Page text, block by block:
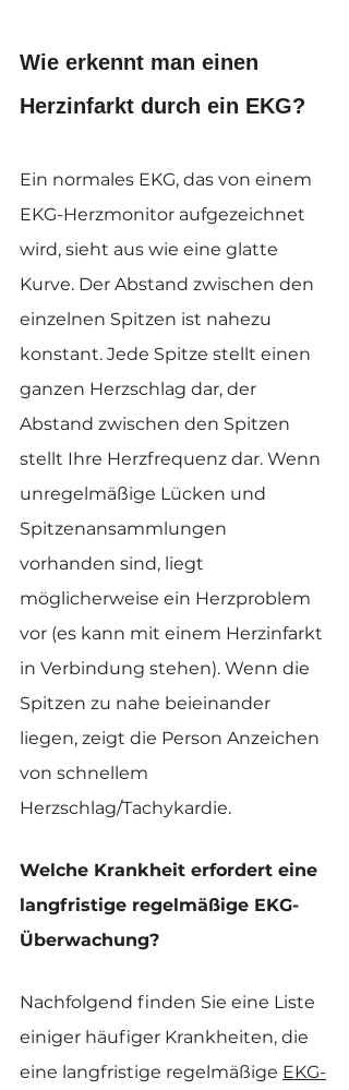
Wie erkennt man einen
Herzinfarkt durch ein EKG?
Ein normales EKG, das von einem
EKG-Herzmonitor aufgezeichnet
wird, sieht aus wie eine glatte
Kurve. Der Abstand zwischen den
einzelnen Spitzen ist nahezu
konstant. Jede Spitze stellt einen
ganzen Herzschlag dar, der
Abstand zwischen den Spitzen
stellt Ihre Herzfrequenz dar. Wenn
unregelmäßige Lücken und
Spitzenansammlungen
vorhanden sind, liegt
möglicherweise ein Herzproblem
vor (es kann mit einem Herzinfarkt
in Verbindung stehen). Wenn die
Spitzen zu nahe beieinander
liegen, zeigt die Person Anzeichen
von schnellem
Herzschlag/Tachykardie.
Welche Krankheit erfordert eine
langfristige regelmäßige EKG-
Überwachung?
Nachfolgend finden Sie eine Liste
einiger häufiger Krankheiten, die
eine langfristige regelmäßige EKG-